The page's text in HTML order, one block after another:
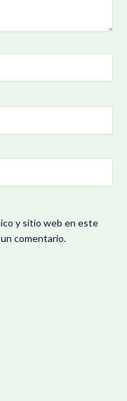
y sitio web en este
comentario.